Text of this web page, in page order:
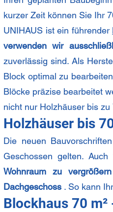
kurzer Zeit können Sie Ihr
UNIHAUS ist ein führender
verwenden wir
zuverlässig sind. Als
Block optimal zu
Blöcke präzise bearbeitet
nicht nur Holzhäuser bis
Holzhäuser bis
Die neuen
Geschossen gelten.
Wohnraum zu vergrößern
Dachgeschoss . So kann
Blockhaus 70 m²